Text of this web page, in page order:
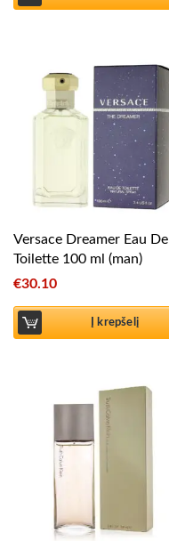
Versace Dreamer Eau De
Toilette 100 ml (man)
€30.10
Į krepšelį